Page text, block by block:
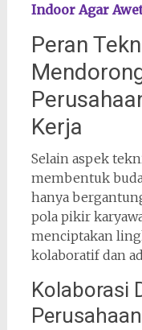
Indoor Agar
Peran
Kerja
Selain aspek
membentuk
hanya
pola pikir
menciptakan
kolaboratif dan
Kolaborasi